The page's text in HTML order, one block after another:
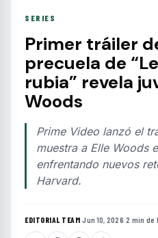
SERIES
Primer tráiler
precuela de
rubia” revela
Woods
Prime Video lanzó el
muestra a Elle Woods
enfrentando nuevos
Harvard.
EDITORIAL TEAM·Jun 10, 2026·2 min de